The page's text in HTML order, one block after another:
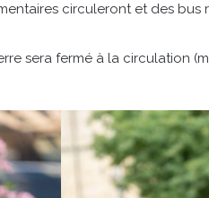
circuleront et des bus
sera fermé à la circulation